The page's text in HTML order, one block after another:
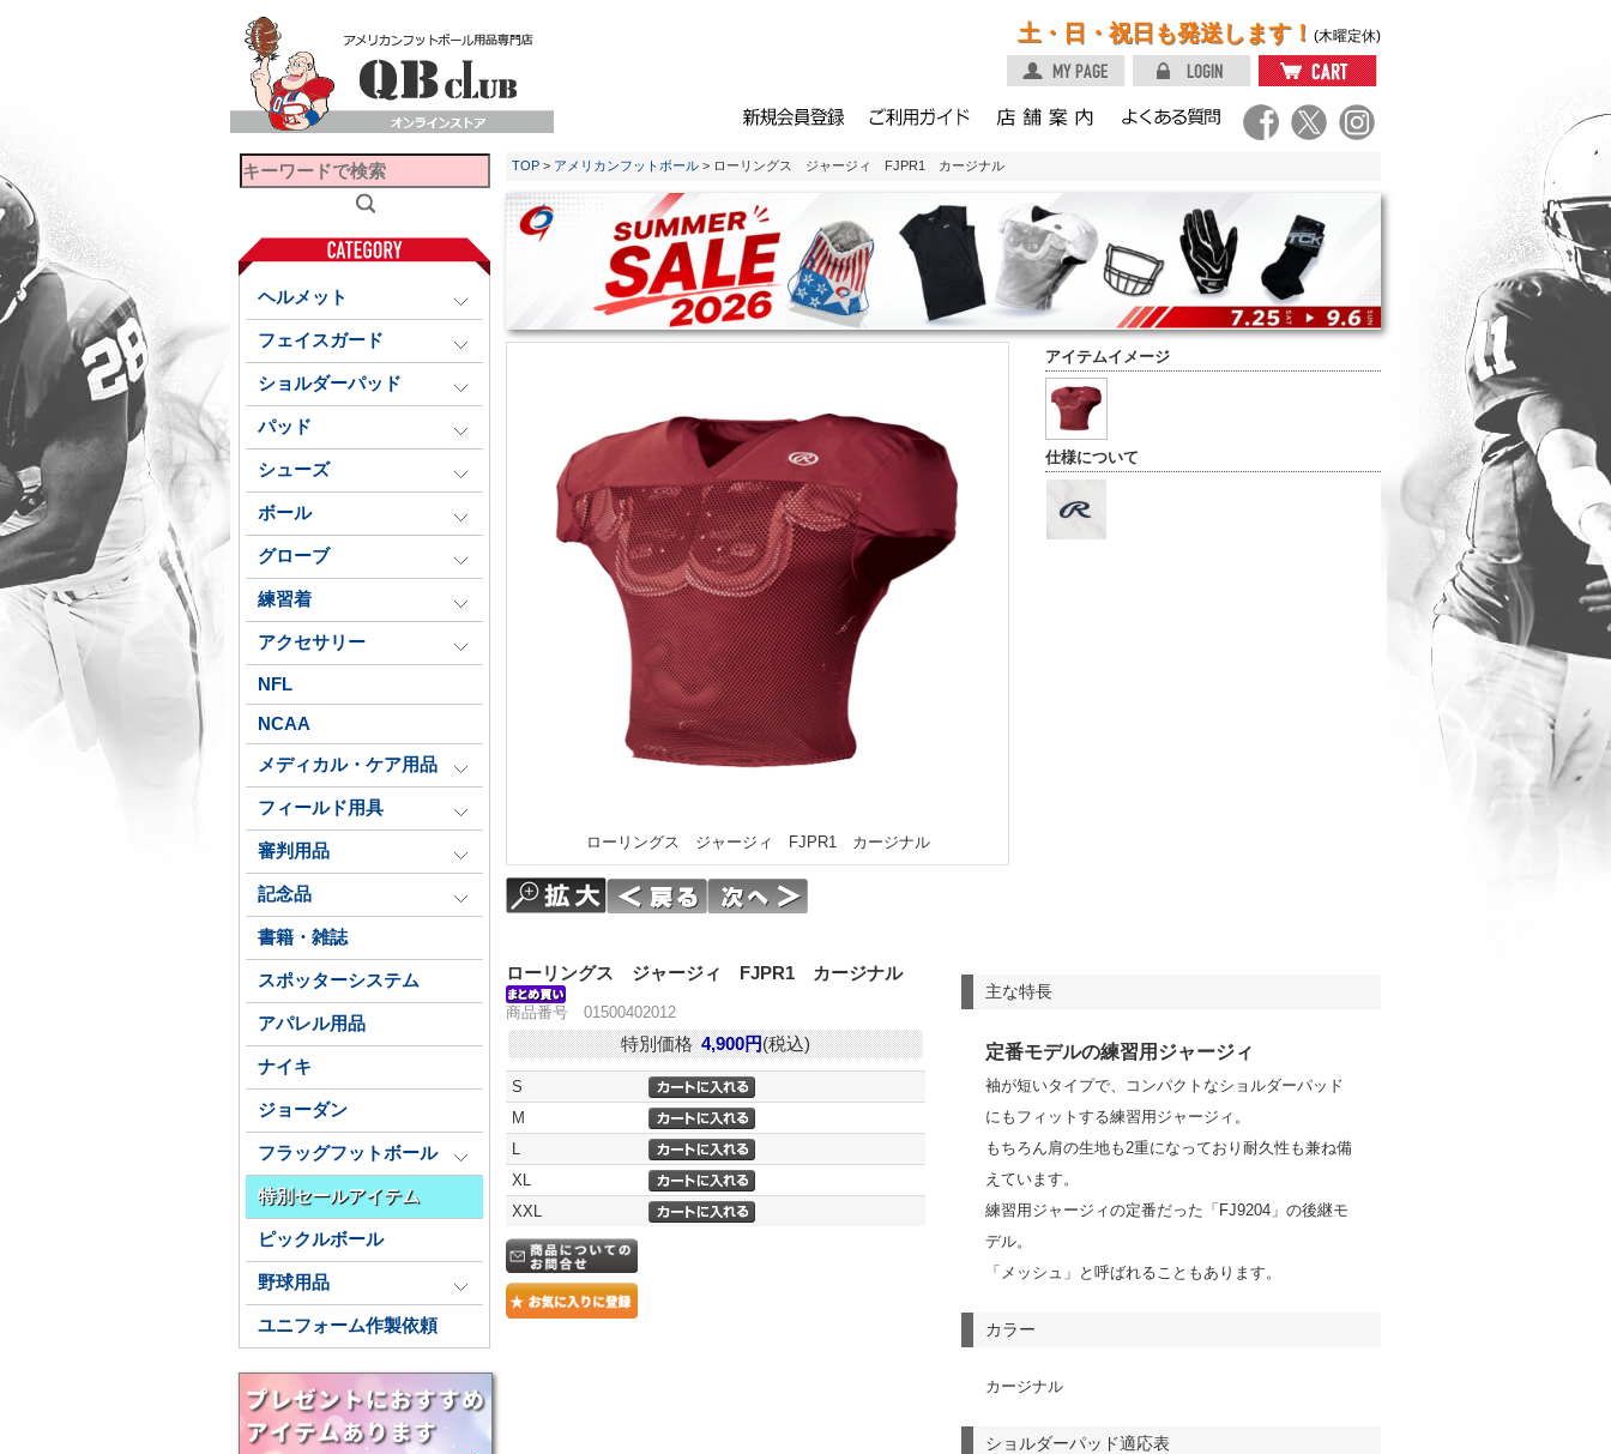
土・日・祝日も発送します！ (木曜定休)
ヘルメット
フェイスガード
ショルダーパッド
パッド
シューズ
ボール
グローブ
練習着
アクセサリー
NFL
NCAA
メディカル・ケア用品
フィールド用具
審判用品
記念品
書籍・雑誌
スポッターシステム
アパレル用品
ナイキ
ジョーダン
フラッグフットボール
特別セールアイテム
ピックルボール
野球用品
ユニフォーム作製依頼
TOP > アメリカンフットボール > ローリングス ジャージィ FJPR1 カージナル
アイテムイメージ
仕様について
ローリングス ジャージィ FJPR1 カージナル
主な特長
定番モデルの練習用ジャージィ
袖が短いタイプで、コンパクトなショルダーパッド
にもフィットする練習用ジャージィ。
もちろん肩の生地も2重になっており耐久性も兼ね備
えています。
練習用ジャージィの定番だった「FJ9204」の後継モ
デル。
「メッシュ」と呼ばれることもあります。
カラー
カージナル
ショルダーパッド適応表
ローリングス ジャージィ FJPR1 カージナル
商品番号 01500402012
特別価格 4,900円(税込)
S
M
L
XL
XXL